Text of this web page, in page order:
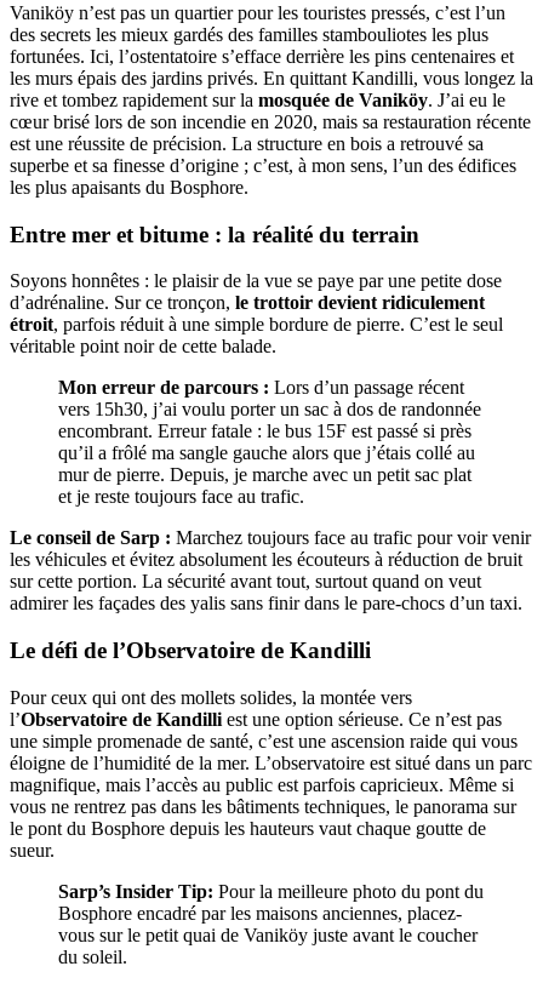
Vaniköy n’est pas un quartier pour les touristes pressés, c’est l’un
des secrets les mieux gardés des familles stambouliotes les plus
fortunées. Ici, l’ostentatoire s’efface derrière les pins centenaires et
les murs épais des jardins privés. En quittant Kandilli, vous longez la
rive et tombez rapidement sur la mosquée de Vaniköy. J’ai eu le
cœur brisé lors de son incendie en 2020, mais sa restauration récente
est une réussite de précision. La structure en bois a retrouvé sa
superbe et sa finesse d’origine ; c’est, à mon sens, l’un des édifices
les plus apaisants du Bosphore.
Entre mer et bitume : la réalité du terrain
Soyons honnêtes : le plaisir de la vue se paye par une petite dose
d’adrénaline. Sur ce tronçon, le trottoir devient ridiculement
étroit, parfois réduit à une simple bordure de pierre. C’est le seul
véritable point noir de cette balade.
Mon erreur de parcours : Lors d’un passage récent
vers 15h30, j’ai voulu porter un sac à dos de randonnée
encombrant. Erreur fatale : le bus 15F est passé si près
qu’il a frôlé ma sangle gauche alors que j’étais collé au
mur de pierre. Depuis, je marche avec un petit sac plat
et je reste toujours face au trafic.
Le conseil de Sarp : Marchez toujours face au trafic pour voir venir
les véhicules et évitez absolument les écouteurs à réduction de bruit
sur cette portion. La sécurité avant tout, surtout quand on veut
admirer les façades des yalis sans finir dans le pare-chocs d’un taxi.
Le défi de l’Observatoire de Kandilli
Pour ceux qui ont des mollets solides, la montée vers
l’Observatoire de Kandilli est une option sérieuse. Ce n’est pas
une simple promenade de santé, c’est une ascension raide qui vous
éloigne de l’humidité de la mer. L’observatoire est situé dans un parc
magnifique, mais l’accès au public est parfois capricieux. Même si
vous ne rentrez pas dans les bâtiments techniques, le panorama sur
le pont du Bosphore depuis les hauteurs vaut chaque goutte de
sueur.
Sarp’s Insider Tip: Pour la meilleure photo du pont du
Bosphore encadré par les maisons anciennes, placez-
vous sur le petit quai de Vaniköy juste avant le coucher
du soleil.